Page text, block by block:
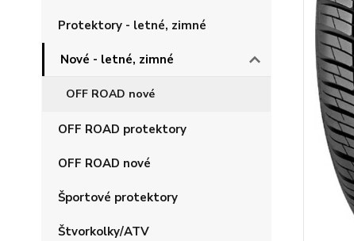
Protektory - letné, zimné
Nové - letné, zimné
OFF ROAD nové
OFF ROAD protektory
OFF ROAD nové
Športové protektory
Štvorkolky/ATV